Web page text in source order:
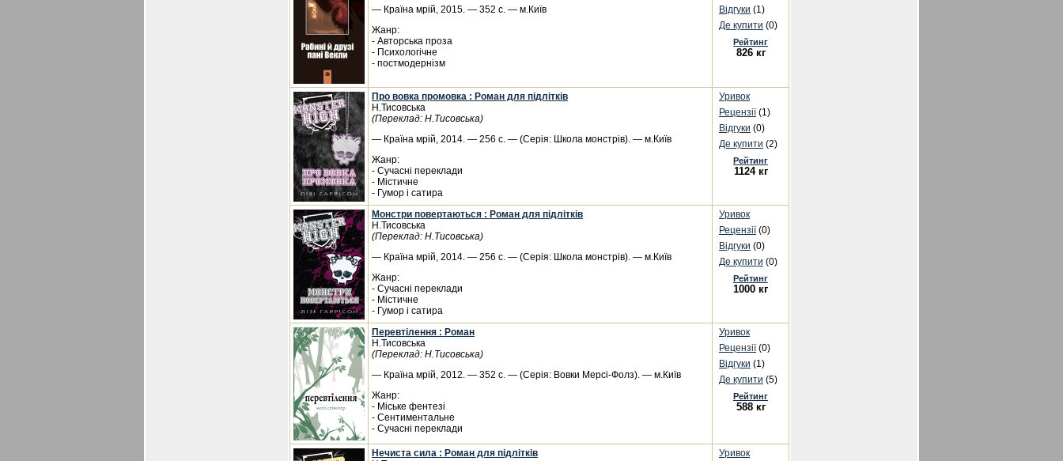
— Країна мрій, 2015. — 352 с. — м.Київ
Жанр:
- Авторська проза
- Психологічне
- постмодернізм
Відгуки (1)
Де купити (0)
Рейтинг
826 кг
Про вовка промовка : Роман для підлітків
Н.Тисовська
(Переклад: Н.Тисовська)
— Країна мрій, 2014. — 256 с. — (Серія: Школа монстрів). — м.Київ
Жанр:
- Сучасні переклади
- Містичне
- Гумор і сатира
Уривок
Рецензії(1)
Відгуки (0)
Де купити (2)
Рейтинг
1124 кг
Монстри повертаються : Роман для підлітків
Н.Тисовська
(Переклад: Н.Тисовська)
— Країна мрій, 2014. — 256 с. — (Серія: Школа монстрів). — м.Київ
Жанр:
- Сучасні переклади
- Містичне
- Гумор і сатира
Уривок
Рецензії(0)
Відгуки (0)
Де купити (0)
Рейтинг
1000 кг
Перевтілення : Роман
Н.Тисовська
(Переклад: Н.Тисовська)
— Країна мрій, 2012. — 352 с. — (Серія: Вовки Мерсі-Фолз). — м.Київ
Жанр:
- Міське фентезі
- Сентиментальне
- Сучасні переклади
Уривок
Рецензії(0)
Відгуки (1)
Де купити (5)
Рейтинг
588 кг
Нечиста сила : Роман для підлітків
Уривок